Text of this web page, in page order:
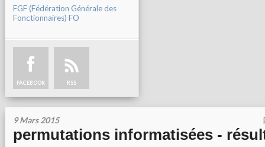
FGF (Fédération Générale des
Fonctionnaires) FO
FACEBOOK RSS
9 Mars 2015
permutations informatisées -